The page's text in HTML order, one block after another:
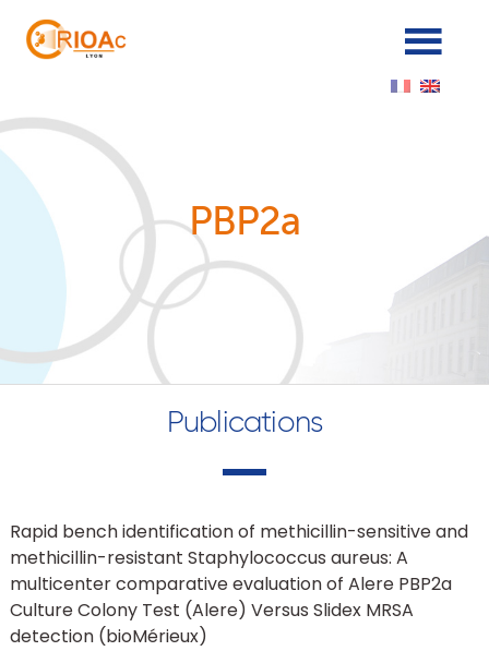
PBP2a
Publications
Rapid bench identification of methicillin-sensitive and
methicillin-resistant Staphylococcus aureus: A
multicenter comparative evaluation of Alere PBP2a
Culture Colony Test (Alere) Versus Slidex MRSA
detection (bioMérieux)
Cookies management panel